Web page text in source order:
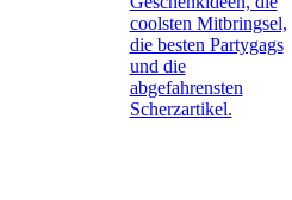
coolsten Mitbringsel,
die besten Partygags
und die
abgefahrensten
Scherzartikel.